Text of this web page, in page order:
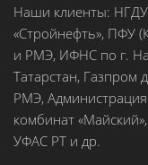
Наши клиенты:
«Стройнефть», ПФУ
и РМЭ, ИФНС по г.
Татарстан,
РМЭ,
комбинат
УФАС РТ и др.